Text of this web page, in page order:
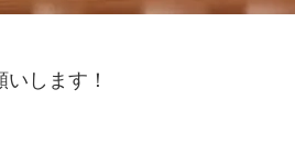
します！